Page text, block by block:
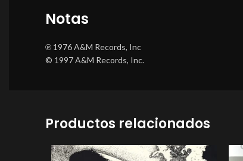
Notas
℗ 1976 A&M Records, Inc
© 1997 A&M Records, Inc.
Productos relacionados